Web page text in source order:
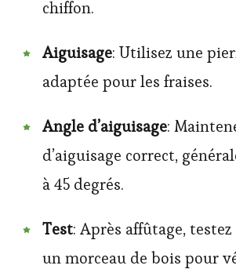
chiffon.
Aiguisage: Utilisez une
adaptée pour les fraises.
Angle d’aiguisage:
d’aiguisage correct,
à 45 degrés.
Test: Après affûtage,
un morceau de bois pour